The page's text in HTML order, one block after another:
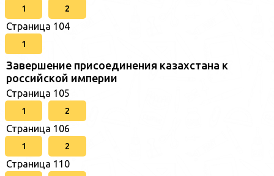
1 2
Страница 104
1
Завершение присоединения казахстана к
российской империи
Страница 105
1 2
Страница 106
1 2
Страница 110